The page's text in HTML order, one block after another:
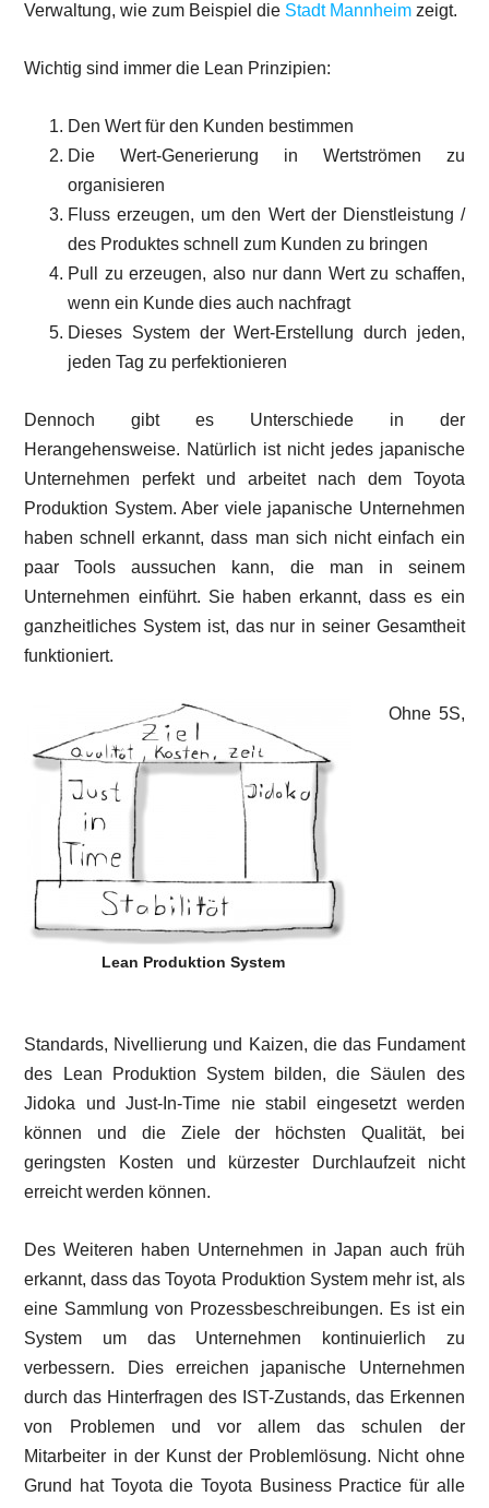
Verwaltung, wie zum Beispiel die Stadt Mannheim zeigt.
Wichtig sind immer die Lean Prinzipien:
Den Wert für den Kunden bestimmen
Die Wert-Generierung in Wertströmen zu
organisieren
Fluss erzeugen, um den Wert der Dienstleistung /
des Produktes schnell zum Kunden zu bringen
Pull zu erzeugen, also nur dann Wert zu schaffen,
wenn ein Kunde dies auch nachfragt
Dieses System der Wert-Erstellung durch jeden,
jeden Tag zu perfektionieren
Dennoch gibt es Unterschiede in der
Herangehensweise. Natürlich ist nicht jedes japanische
Unternehmen perfekt und arbeitet nach dem Toyota
Produktion System. Aber viele japanische Unternehmen
haben schnell erkannt, dass man sich nicht einfach ein
paar Tools aussuchen kann, die man in seinem
Unternehmen einführt. Sie haben erkannt, dass es ein
ganzheitliches System ist, das nur in seiner Gesamtheit
funktioniert.
Lean Produktion System
Ohne 5S,
Standards, Nivellierung und Kaizen, die das Fundament
des Lean Produktion System bilden, die Säulen des
Jidoka und Just-In-Time nie stabil eingesetzt werden
können und die Ziele der höchsten Qualität, bei
geringsten Kosten und kürzester Durchlaufzeit nicht
erreicht werden können.
Des Weiteren haben Unternehmen in Japan auch früh
erkannt, dass das Toyota Produktion System mehr ist, als
eine Sammlung von Prozessbeschreibungen. Es ist ein
System um das Unternehmen kontinuierlich zu
verbessern. Dies erreichen japanische Unternehmen
durch das Hinterfragen des IST-Zustands, das Erkennen
von Problemen und vor allem das schulen der
Mitarbeiter in der Kunst der Problemlösung. Nicht ohne
Grund hat Toyota die Toyota Business Practice für alle